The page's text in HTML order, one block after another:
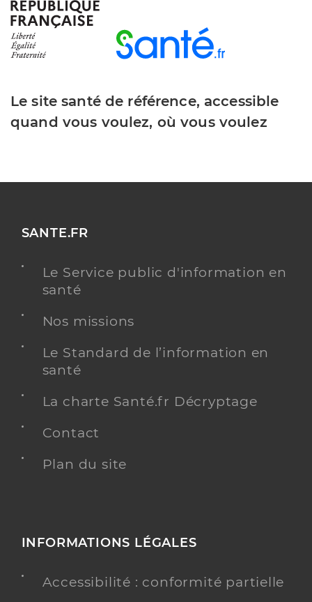
Le site santé de référence, accessible
quand vous voulez, où vous voulez
SANTE.FR
Le Service public d'information en
santé
Nos missions
Le Standard de l’information en
santé
La charte Santé.fr Décryptage
Contact
Plan du site
INFORMATIONS LÉGALES
Accessibilité : conformité partielle